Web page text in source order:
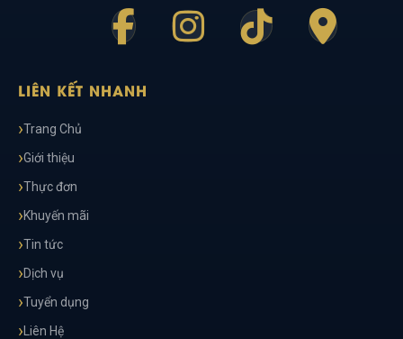
LIÊN KẾT NHANH
Trang Chủ
Giới thiệu
Thực đơn
Khuyến mãi
Tin tức
Dịch vụ
Tuyển dụng
Liên Hệ